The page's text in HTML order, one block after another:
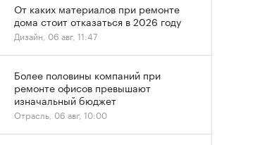
От каких материалов при ремонте
дома стоит отказаться в 2026 году
Дизайн, 06 авг, 11:47
Более половины компаний при
ремонте офисов превышают
изначальный бюджет
Отрасль, 06 авг, 10:00